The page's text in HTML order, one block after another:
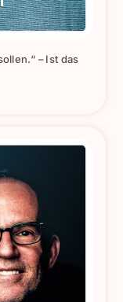
– Ist das